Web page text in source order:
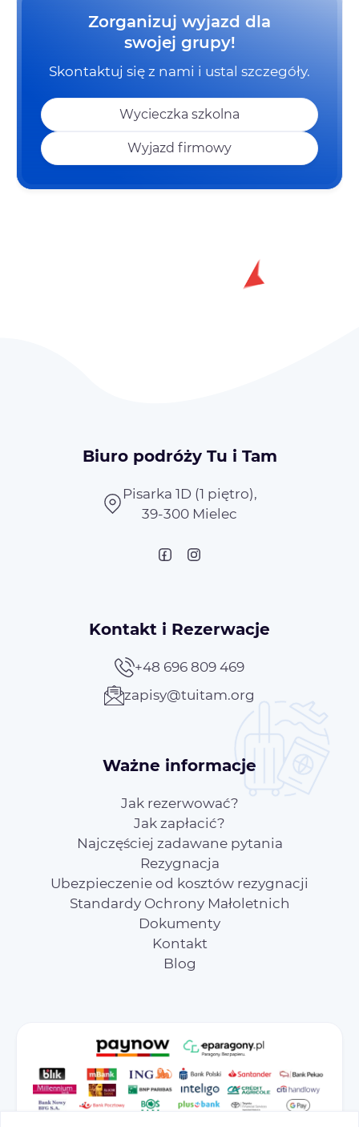
Zorganizuj wyjazd dla
swojej grupy!
Skontaktuj się z nami i ustal szczegóły.
Wycieczka szkolna
Wyjazd firmowy
Biuro podróży Tu i Tam
Pisarka 1D (1 piętro),
39-300 Mielec
Kontakt i Rezerwacje
+48 696 809 469
zapisy@tuitam.org
Ważne informacje
Jak rezerwować?
Jak zapłacić?
Najczęściej zadawane pytania
Rezygnacja
Ubezpieczenie od kosztów rezygnacji
Standardy Ochrony Małoletnich
Dokumenty
Kontakt
Blog